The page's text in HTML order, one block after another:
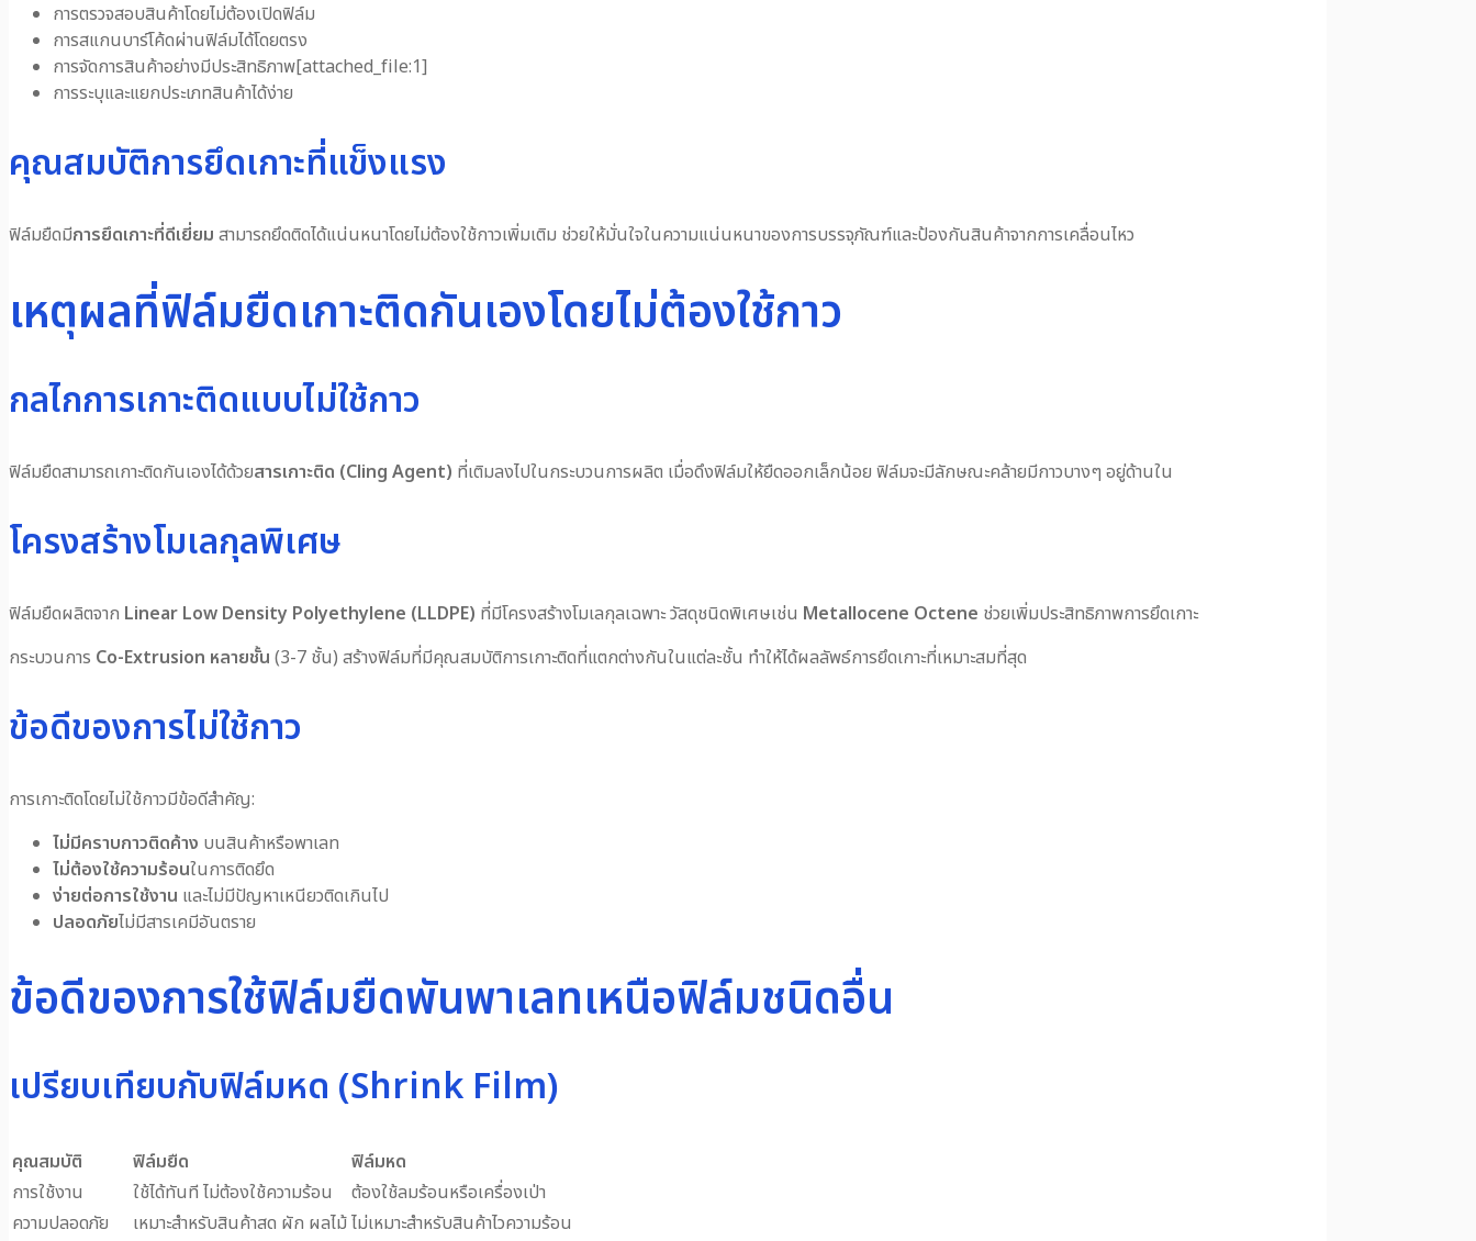
การตรวจสอบสินค้าโดยไม่ต้องเปิดฟิล์ม
การสแกนบาร์โค้ดผ่านฟิล์มได้โดยตรง
การจัดการสินค้าอย่างมีประสิทธิภาพ[attached_file:1]
การระบุและแยกประเภทสินค้าได้ง่าย
คุณสมบัติการยึดเกาะที่แข็งแรง
ฟิล์มยืดมีการยึดเกาะที่ดีเยี่ยม สามารถยึดติดได้แน่นหนาโดยไม่ต้องใช้กาวเพิ่มเติม ช่วยให้มั่นใจในความแน่นหนาของการบรรจุภัณฑ์และป้องกันสินค้าจากการเคลื่อนไหว
เหตุผลที่ฟิล์มยืดเกาะติดกันเองโดยไม่ต้องใช้กาว
กลไกการเกาะติดแบบไม่ใช้กาว
ฟิล์มยืดสามารถเกาะติดกันเองได้ด้วยสารเกาะติด (Cling Agent) ที่เติมลงไปในกระบวนการผลิต เมื่อดึงฟิล์มให้ยืดออกเล็กน้อย ฟิล์มจะมีลักษณะคล้ายมีกาวบางๆ อยู่ด้านใน
โครงสร้างโมเลกุลพิเศษ
ฟิล์มยืดผลิตจาก Linear Low Density Polyethylene (LLDPE) ที่มีโครงสร้างโมเลกุลเฉพาะ วัสดุชนิดพิเศษเช่น Metallocene Octene ช่วยเพิ่มประสิทธิภาพการยึดเกาะ
กระบวนการ Co-Extrusion หลายชั้น (3-7 ชั้น) สร้างฟิล์มที่มีคุณสมบัติการเกาะติดที่แตกต่างกันในแต่ละชั้น ทำให้ได้ผลลัพธ์การยึดเกาะที่เหมาะสมที่สุด
ข้อดีของการไม่ใช้กาว
การเกาะติดโดยไม่ใช้กาวมีข้อดีสำคัญ:
ไม่มีคราบกาวติดค้าง บนสินค้าหรือพาเลท
ไม่ต้องใช้ความร้อนในการติดยึด
ง่ายต่อการใช้งาน และไม่มีปัญหาเหนียวติดเกินไป
ปลอดภัยไม่มีสารเคมีอันตราย
ข้อดีของการใช้ฟิล์มยืดพันพาเลทเหนือฟิล์มชนิดอื่น
เปรียบเทียบกับฟิล์มหด (Shrink Film)
คุณสมบัติ ฟิล์มยืด
ฟิล์มหด
การใช้งาน
ใช้ได้ทันที ไม่ต้องใช้ความร้อน
ต้องใช้ลมร้อนหรือเครื่องเป่า
ความปลอดภัย
เหมาะสำหรับสินค้าสด ผัก ผลไม้ไม่เหมาะสำหรับสินค้าไวความร้อน